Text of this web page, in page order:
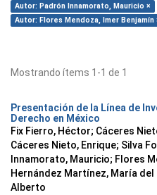
Autor: Padrón Innamorato, Mauricio ×
Autor: Flores Mendoza, Imer Benjamín
Mostrando ítems 1-1 de 1
Presentación de la Línea de
Derecho en México
Fix Fierro, Héctor; Cáceres
Cáceres Nieto, Enrique; Silva
Innamorato, Mauricio; Flores
Hernández Martínez, María del
Alberto